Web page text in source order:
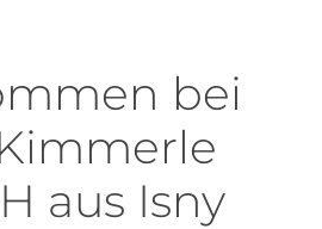
bei
aus Isny